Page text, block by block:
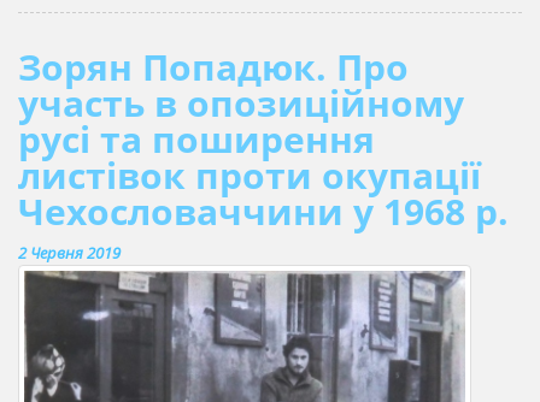
Зорян Попадюк. Про
участь в опозиційному
русі та поширення
листівок проти окупації
Чехословаччини у 1968 р.
2 Червня 2019